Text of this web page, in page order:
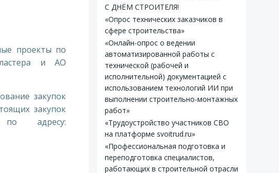
проекты по
и АО
закупок
закупок
по адресу:
С ДНЁМ СТРОИТЕЛЯ!
«Опрос технических заказчиков в
сфере строительства»
«Онлайн-опрос о ведении
автоматизированной работы с
технической (рабочей и
исполнительной) документацией с
использованием технологий ИИ при
выполнении строительно-монтажных
работ»
«Трудоустройство участников СВО
на платформе svoitrud.ru»
«Профессиональная подготовка и
переподготовка специалистов,
работающих в строительной отрасли